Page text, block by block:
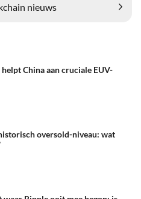
nieuws
helpt China aan cruciale EUV-
oversold-niveau: wat